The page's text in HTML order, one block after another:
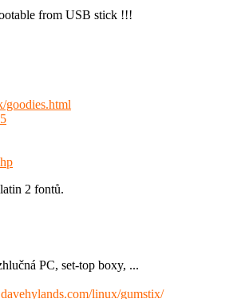
from USB stick !!!
goodies.html
2 fontů.
PC, set-top boxy, ...
linux/gumstix/